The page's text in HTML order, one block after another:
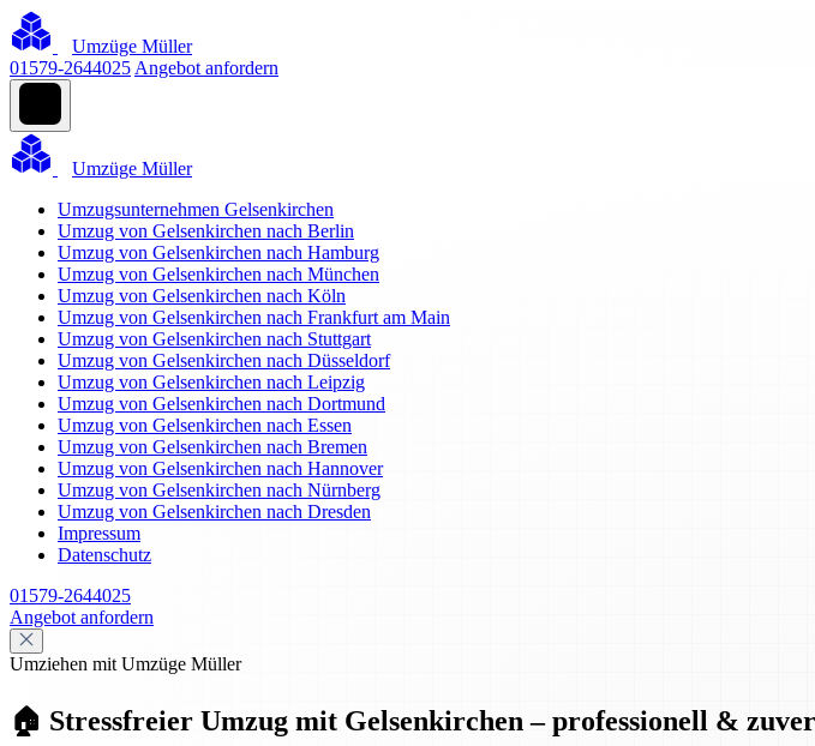
Umzüge Müller
01579-2644025 Angebot anfordern
Umzüge Müller
Umzugsunternehmen Gelsenkirchen
Umzug von Gelsenkirchen nach Berlin
Umzug von Gelsenkirchen nach Hamburg
Umzug von Gelsenkirchen nach München
Umzug von Gelsenkirchen nach Köln
Umzug von Gelsenkirchen nach Frankfurt am Main
Umzug von Gelsenkirchen nach Stuttgart
Umzug von Gelsenkirchen nach Düsseldorf
Umzug von Gelsenkirchen nach Leipzig
Umzug von Gelsenkirchen nach Dortmund
Umzug von Gelsenkirchen nach Essen
Umzug von Gelsenkirchen nach Bremen
Umzug von Gelsenkirchen nach Hannover
Umzug von Gelsenkirchen nach Nürnberg
Umzug von Gelsenkirchen nach Dresden
Impressum
Datenschutz
01579-2644025
Angebot anfordern
Umziehen mit Umzüge Müller
🏠 Stressfreier Umzug mit Gelsenkirchen – professionell &